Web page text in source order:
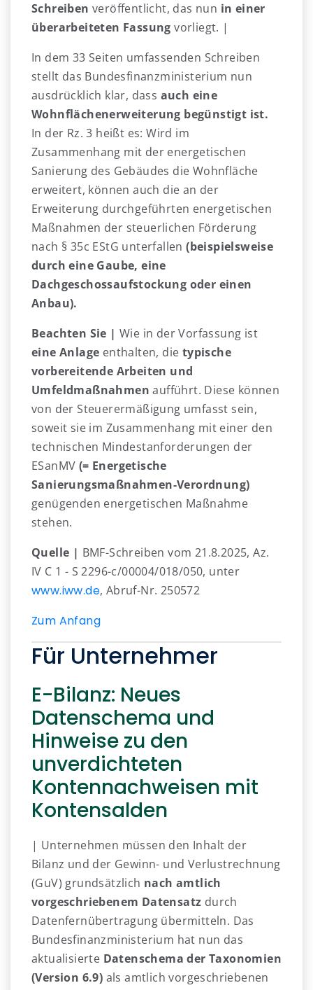
Schreibenveröffentlicht, das nun in einer
überarbeiteten Fassungvorliegt. |
In dem 33 Seiten umfassenden Schreiben
stellt das Bundesfinanzministerium nun
ausdrücklich klar, dass auch eine
Wohnflächenerweiterung begünstigt ist.
In der Rz. 3 heißt es: Wird im
Zusammenhang mit der energetischen
Sanierung des Gebäudes die Wohnfläche
erweitert, können auch die an der
Erweiterung durchgeführten energetischen
Maßnahmen der steuerlichen Förderung
nach § 35c EStG unterfallen(beispielsweise
durch eine Gaube, eine
Dachgeschossaufstockung oder einen
Anbau).
Beachten Sie | Wie in der Vorfassung ist
eine Anlage enthalten, die typische
vorbereitende Arbeiten und
Umfeldmaßnahmen aufführt. Diese können
von der Steuerermäßigung umfasst sein,
soweit sie im Zusammenhang mit einer den
technischen Mindestanforderungen der
ESanMV (= Energetische
Sanierungsmaßnahmen-Verordnung)
genügenden energetischen Maßnahme
stehen.
Quelle | BMF-Schreiben vom 21.8.2025, Az.
IV C 1 - S 2296-c/00004/018/050, unter
www.iww.de, Abruf-Nr. 250572
Zum Anfang
Für Unternehmer
E-Bilanz: Neues
Datenschema und
Hinweise zu den
unverdichteten
Kontennachweisen mit
Kontensalden
| Unternehmen müssen den Inhalt der
Bilanz und der Gewinn- und Verlustrechnung
(GuV) grundsätzlich nach amtlich
vorgeschriebenem Datensatz durch
Datenfernübertragung übermitteln. Das
Bundesfinanzministerium hat nun das
aktualisierte Datenschema der Taxonomien
(Version 6.9) als amtlich vorgeschriebenen